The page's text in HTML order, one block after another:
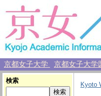
京都女子大学 京都女子大学
検索
Kyoto